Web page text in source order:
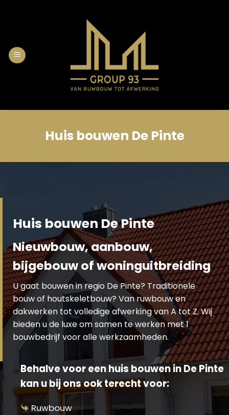
Huis bouwen De Pinte
Huis bouwen De Pinte
Nieuwbouw, aanbouw,
bijgebouw of woninguitbreiding
U gaat bouwen in regio De Pinte? Traditionele
bouw of houtskeletbouw? Van ruwbouw en
dakwerken tot volledige afwerking van A tot Z. Wij
bieden u de luxe om samen te werken met 1
bouwbedrijf voor alle werkzaamheden.
Behalve voor een huis bouwen in De Pinte
kan u bij ons ook terecht voor:
Ruwbouw